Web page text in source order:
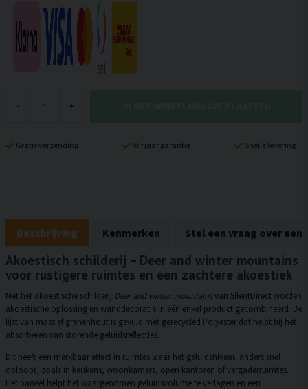
- +
Gratis verzending Vijf jaar garantie Snelle levering
Beschrijving Kenmerken Stel een vraag over een
Akoestisch schilderij – Deer and winter mountains
voor rustigere ruimtes en een zachtere akoestiek
Met het akoestische schilderij Deer and winter mountainsvan SilentDirect worden
akoestische oplossing en wanddecoratie in één enkel product gecombineerd. De
lijst van massief grenenhout is gevuld met gerecycled Polyester dat helpt bij het
absorberen van storende geluidsreflecties.
Dit heeft een merkbaar effect in ruimtes waar het geluidsniveau anders snel
oploopt, zoals in keukens, woonkamers, open kantoren of vergaderruimtes.
Het paneel helpt het waargenomen geluidsvolume te verlagen en een